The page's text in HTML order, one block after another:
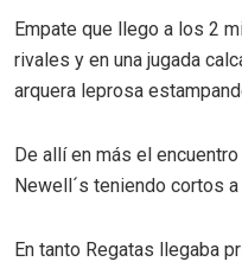
Empate que llego a los 2
rivales y en una jugada
arquera leprosa
De allí en más el
Newell´s teniendo cortos
En tanto Regatas llegaba